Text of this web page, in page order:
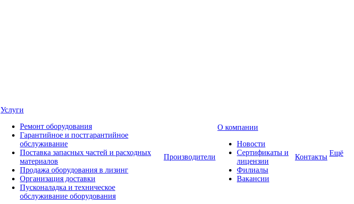
Услуги
Ремонт оборудования
Гарантийное и постгарантийное
обслуживание
Поставка запасных частей и расходных
материалов
Продажа оборудования в лизинг
Организация доставки
Пусконаладка и техническое
обслуживание оборудования
Производители
О компании
Новости
Сертификаты и
лицензии
Филиалы
Вакансии
Контакты Ещё